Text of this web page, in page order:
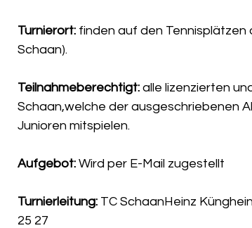
Turnierort: finden auf den Tennisplätzen
Schaan).
Teilnahmeberechtigt: alle lizenzierten
Schaan,welche der ausgeschriebenen
Junioren mitspielen.
Aufgebot: Wird per E-Mail zugestellt
Turnierleitung: TC SchaanHeinz
25 27